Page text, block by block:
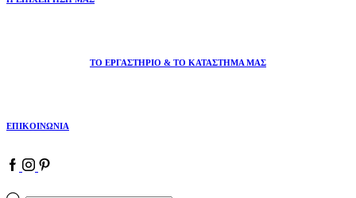
ΤΟ ΕΡΓΑΣΤΗΡΙΟ & ΤΟ ΚΑΤΑΣΤΗΜΑ ΜΑΣ
ΕΠΙΚΟΙΝΩΝΙΑ
Facebook
Instagram
Pinterest